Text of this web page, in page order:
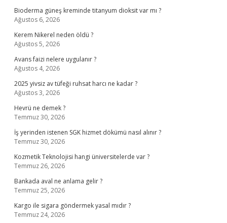
Bioderma güneş kreminde titanyum dioksit var mı ?
Ağustos 6, 2026
Kerem Nikerel neden öldü ?
Ağustos 5, 2026
Avans faizi nelere uygulanır ?
Ağustos 4, 2026
2025 yivsiz av tüfeği ruhsat harcı ne kadar ?
Ağustos 3, 2026
Hevrü ne demek ?
Temmuz 30, 2026
İş yerinden istenen SGK hizmet dökümü nasıl alınır ?
Temmuz 30, 2026
Kozmetik Teknolojisi hangi üniversitelerde var ?
Temmuz 26, 2026
Bankada aval ne anlama gelir ?
Temmuz 25, 2026
Kargo ile sigara göndermek yasal mıdır ?
Temmuz 24, 2026